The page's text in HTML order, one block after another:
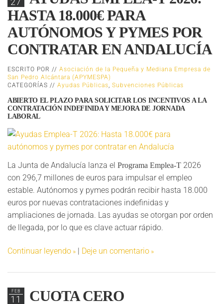
HASTA 18.000€ PARA
AUTÓNOMOS Y PYMES POR
CONTRATAR EN ANDALUCÍA
ESCRITO POR // Asociación de la Pequeña y Mediana Empresa de
San Pedro Alcántara (APYMESPA)
CATEGORÍAS // Ayudas Públicas Subvenciones Públicas
ABIERTO EL PLAZO PARA SOLICITAR LOS INCENTIVOS A LA
CONTRATACIÓN INDEFINIDA Y MEJORA DE JORNADA
LABORAL
La Junta de Andalucía lanza el Programa Emplea-T 2026
con 296,7 millones de euros para impulsar el empleo
estable. Autónomos y pymes podrán recibir hasta 18.000
euros por nuevas contrataciones indefinidas y
ampliaciones de jornada. Las ayudas se otorgan por orden
de llegada, por lo que es clave actuar rápido.
Continuar leyendo | Deje un comentario
FEB
11 CUOTA CERO